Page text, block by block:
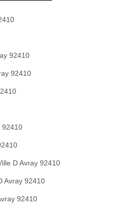
92410
92410
92410
D Avray 92410
Avray 92410
92410